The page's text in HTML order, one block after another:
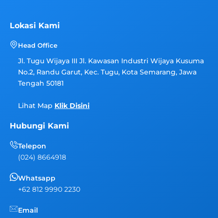
Lokasi Kami
Head Office
Jl. Tugu Wijaya III Jl. Kawasan Industri Wijaya Kusuma
No.2, Randu Garut, Kec. Tugu, Kota Semarang, Jawa
Tengah 50181
Lihat Map Klik Disini
Hubungi Kami
Telepon
(024) 8664918
Whatsapp
+62 812 9990 2230
Email